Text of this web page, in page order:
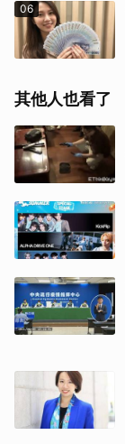
06
其他人也看了